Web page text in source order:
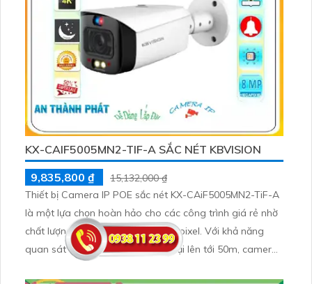
KX-CAIF5005MN2-TIF-A SẮC NÉT KBVISION
9,835,800 ₫
15,132,000 ₫
Thiết bị Camera IP POE sắc nét KX-CAiF5005MN2-TiF-A
là một lựa chọn hoàn hảo cho các công trình giá rẻ nhờ
chất lượng hình ảnh đến 5.0 megapixel. Với khả năng
quan sát ban đêm qua hồng ngoại lên tới 50m, camera